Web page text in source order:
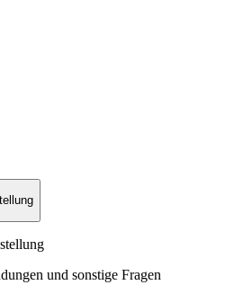
und sonstige Fragen